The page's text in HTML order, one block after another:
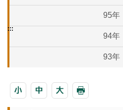
95年
94年
93年
:::